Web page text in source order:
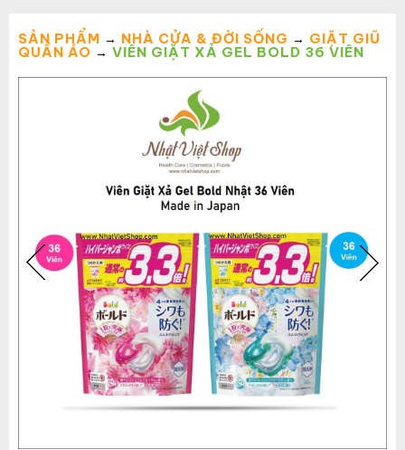
SẢN PHẨM → NHÀ CỬA & ĐỜI SỐNG → GIẶT GIŨ
QUẦN ÁO → VIÊN GIẶT XẢ GEL BOLD 36 VIÊN